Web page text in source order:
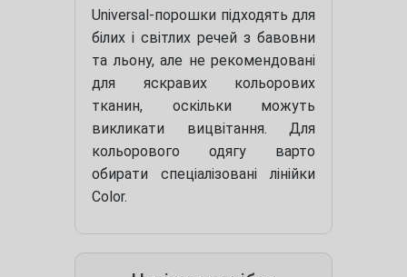
Universal-порошки підходять для
білих і світлих речей з бавовни
та льону, але не рекомендовані
для яскравих кольорових
тканин, оскільки можуть
викликати вицвітання. Для
кольорового одягу варто
обирати спеціалізовані лінійки
Color.